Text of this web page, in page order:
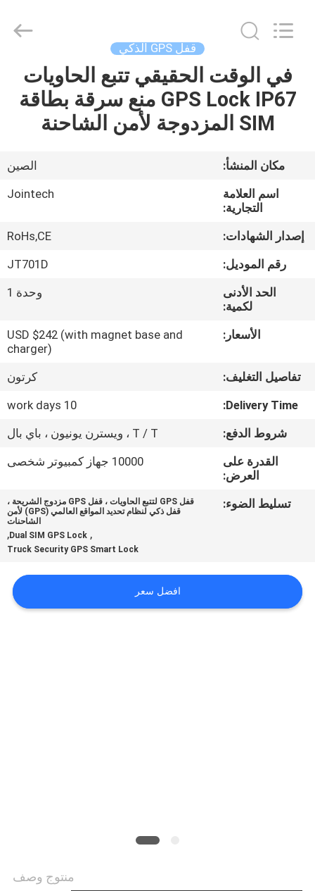
الصفحة
الرئيسية
عرض
الافتراضي
معلومات
في
المعمل
مراقبة
الجودة
اتصل
اطلب
اقتباس
Reserved.
قفل GPS الذكي
في الوقت الحقيقي تتبع الحاويات
GPS Lock IP67 منع سرقة بطاقة
SIM المزدوجة لأمن الشاحنة
مكان المنشأ:
الصين
اسم العلامة
التجارية:
Jointech
إصدار الشهادات:
RoHs,CE
رقم الموديل:
JT701D
الحد الأدنى
لكمية:
وحدة 1
الأسعار:
USD $242 (with magnet base and
charger)
تفاصيل التغليف:
كرتون
Delivery Time:
10 work days
شروط الدفع:
T / T ، ويسترن يونيون ، باي بال
القدرة على
العرض:
10000 جهاز كمبيوتر شخصى
تسليط الضوء:
قفل GPS لتتبع الحاويات ، قفل GPS مزدوج الشريحة ،
قفل ذكي لنظام تحديد المواقع العالمي (GPS) لأمن
الشاحنات
,
Dual SIM GPS Lock
,
Truck Security GPS Smart Lock
افضل سعر
منتوج وصف